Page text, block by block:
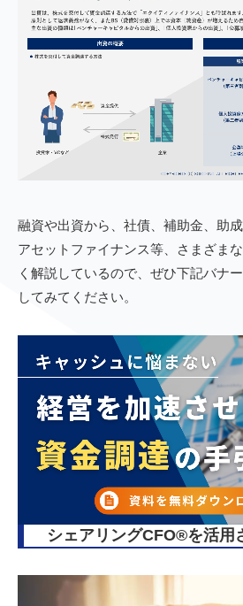
融資や出資から、社債、補助金、助
アセットファイナンス等、さまざま
く解説しているので、ぜひ下記バナ
してみてください。
シェアリングCFO®︎を活用